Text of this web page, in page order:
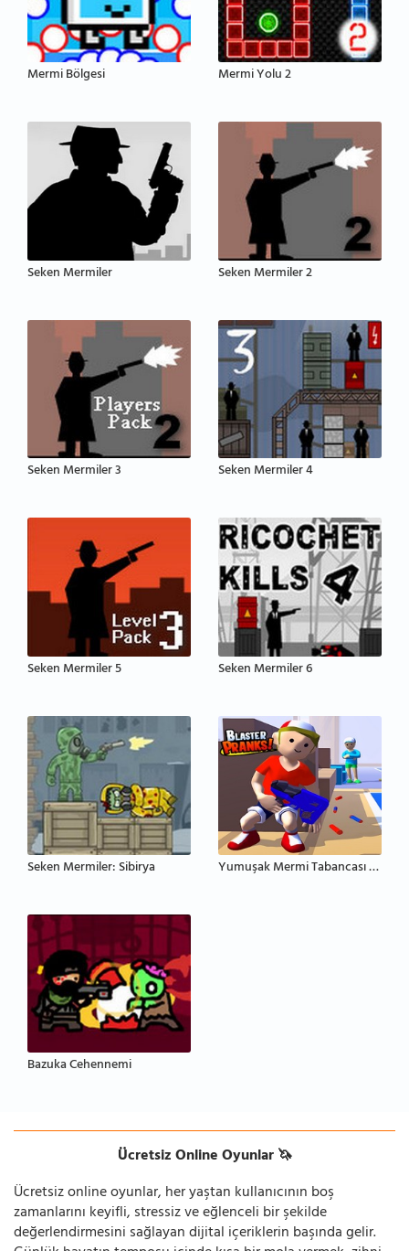
Mermi Bölgesi Mermi Yolu 2
Seken Mermiler Seken Mermiler 2
Seken Mermiler 3 Seken Mermiler 4
Seken Mermiler 5 Seken Mermiler 6
Seken Mermiler: Sibirya Yumuşak Mermi Tabancası Şakası
Bazuka Cehennemi
Ücretsiz Online Oyunlar 🦄
Ücretsiz online oyunlar, her yaştan kullanıcının boş
zamanlarını keyifli, stressiz ve eğlenceli bir şekilde
değerlendirmesini sağlayan dijital içeriklerin başında gelir.